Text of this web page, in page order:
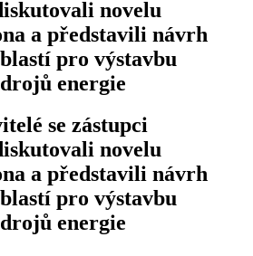
novelu
a představili návrh
pro výstavbu
energie
se zástupci
novelu
a představili návrh
pro výstavbu
energie